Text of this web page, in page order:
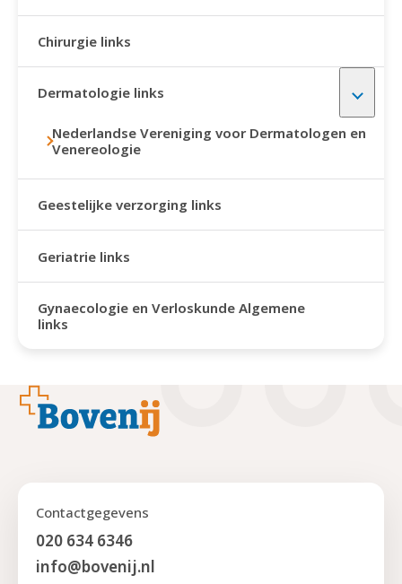
Chirurgie links
Dermatologie links
Nederlandse Vereniging voor Dermatologen en
Venereologie
Geestelijke verzorging links
Geriatrie links
Gynaecologie en Verloskunde Algemene
links
Footer
Contactgegevens
020 634 6346
info@bovenij.nl